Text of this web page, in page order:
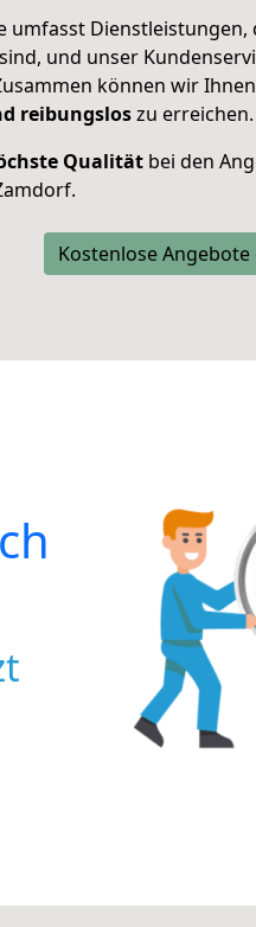
umfasst
und unser
können wir
reibungsloszu erreichen.
Qualität bei den
Kostenlose